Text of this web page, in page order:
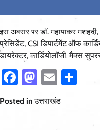
इस अवसर पर डॉ. महापाकर मशहदी,
प्रेसिडेंट, CSI डिपार्टमेंट ऑफ
डायरेक्टर, कार्डियोलॉजी, मैक्स
Facebook
Email
Posted inउत्तराखंड